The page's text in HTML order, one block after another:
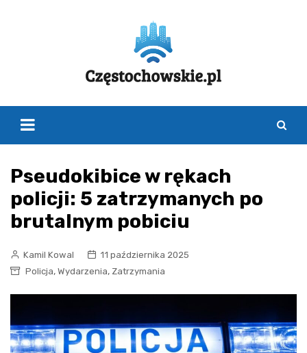
Pseudokibice w rękach
policji: 5 zatrzymanych po
brutalnym pobiciu
Kamil Kowal
11 października 2025
Policja, Wydarzenia, Zatrzymania